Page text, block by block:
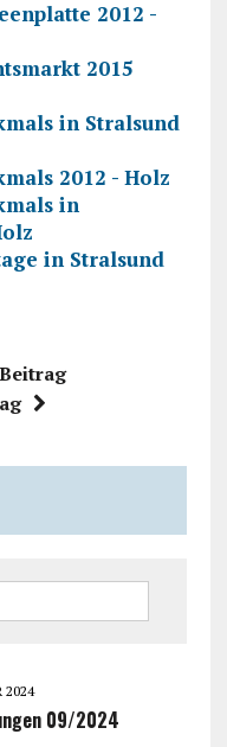
2012 -
2015
in Stralsund
2012 - Holz
in
in Stralsund
2024
09/2024